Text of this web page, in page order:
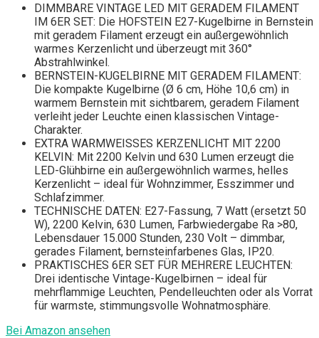
DIMMBARE VINTAGE LED MIT GERADEM FILAMENT
IM 6ER SET: Die HOFSTEIN E27-Kugelbirne in Bernstein
mit geradem Filament erzeugt ein außergewöhnlich
warmes Kerzenlicht und überzeugt mit 360°
Abstrahlwinkel.
BERNSTEIN-KUGELBIRNE MIT GERADEM FILAMENT:
Die kompakte Kugelbirne (Ø 6 cm, Höhe 10,6 cm) in
warmem Bernstein mit sichtbarem, geradem Filament
verleiht jeder Leuchte einen klassischen Vintage-
Charakter.
EXTRA WARMWEISSES KERZENLICHT MIT 2200
KELVIN: Mit 2200 Kelvin und 630 Lumen erzeugt die
LED-Glühbirne ein außergewöhnlich warmes, helles
Kerzenlicht – ideal für Wohnzimmer, Esszimmer und
Schlafzimmer.
TECHNISCHE DATEN: E27-Fassung, 7 Watt (ersetzt 50
W), 2200 Kelvin, 630 Lumen, Farbwiedergabe Ra >80,
Lebensdauer 15.000 Stunden, 230 Volt – dimmbar,
gerades Filament, bernsteinfarbenes Glas, IP20.
PRAKTISCHES 6ER SET FÜR MEHRERE LEUCHTEN:
Drei identische Vintage-Kugelbirnen – ideal für
mehrflammige Leuchten, Pendelleuchten oder als Vorrat
für warmste, stimmungsvolle Wohnatmosphäre.
Bei Amazon ansehen